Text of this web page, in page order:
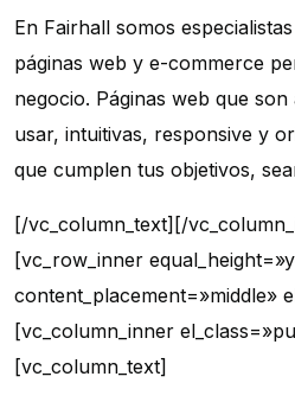
En Fairhall somos
páginas web y e-commerce
negocio. Páginas web que
usar, intuitivas, responsive y
que cumplen tus objetivos,
[/vc_column_text][/
[vc_row_inner
content_placement=»middle»
[vc_column_inner
[vc_column_text]